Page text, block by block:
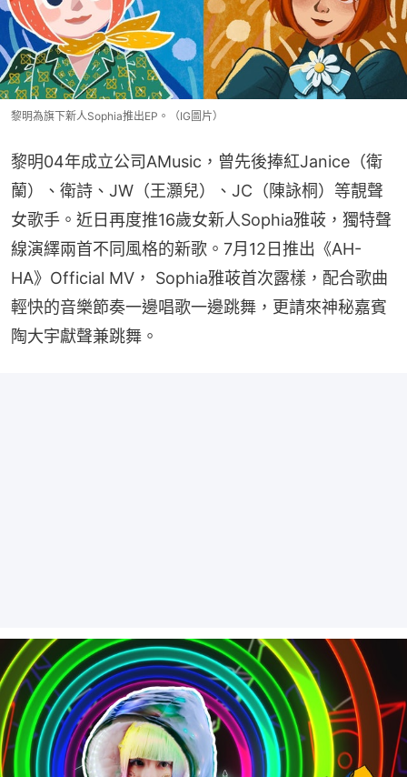
黎明為旗下新人Sophia推出EP。（IG圖片）
黎明04年成立公司AMusic，曾先後捧紅Janice（衛
蘭）、衛詩、JW（王灝兒）、JC（陳詠桐）等靚聲
女歌手。近日再度推16歲女新人Sophia雅荍，獨特聲
線演繹兩首不同風格的新歌。7月12日推出《AH-
HA》Official MV， Sophia雅荍首次露樣，配合歌曲
輕快的音樂節奏一邊唱歌一邊跳舞，更請來神秘嘉賓
陶大宇獻聲兼跳舞。